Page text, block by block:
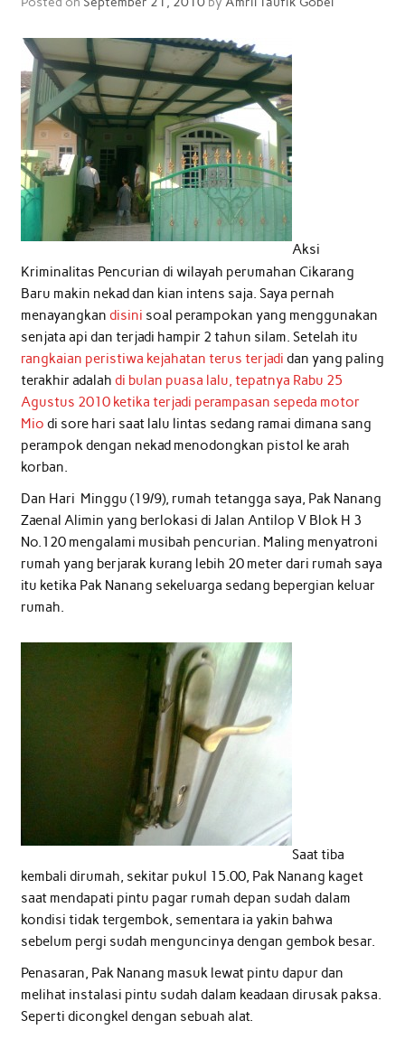
Aksi
Kriminalitas Pencurian di wilayah perumahan Cikarang
Baru makin nekad dan kian intens saja. Saya pernah
menayangkan disini soal perampokan yang menggunakan
senjata api dan terjadi hampir 2 tahun silam. Setelah itu
rangkaian peristiwa kejahatan terus terjadi dan yang paling
terakhir adalah di bulan puasa lalu, tepatnya Rabu 25
Agustus 2010 ketika terjadi perampasan sepeda motor
Mio di sore hari saat lalu lintas sedang ramai dimana sang
perampok dengan nekad menodongkan pistol ke arah
korban.
Dan Hari Minggu (19/9), rumah tetangga saya, Pak Nanang
Zaenal Alimin yang berlokasi di Jalan Antilop V Blok H 3
No.120 mengalami musibah pencurian. Maling menyatroni
rumah yang berjarak kurang lebih 20 meter dari rumah saya
itu ketika Pak Nanang sekeluarga sedang bepergian keluar
rumah.
Saat tiba
kembali dirumah, sekitar pukul 15.00, Pak Nanang kaget
saat mendapati pintu pagar rumah depan sudah dalam
kondisi tidak tergembok, sementara ia yakin bahwa
sebelum pergi sudah menguncinya dengan gembok besar.
Penasaran, Pak Nanang masuk lewat pintu dapur dan
melihat instalasi pintu sudah dalam keadaan dirusak paksa.
Seperti dicongkel dengan sebuah alat.